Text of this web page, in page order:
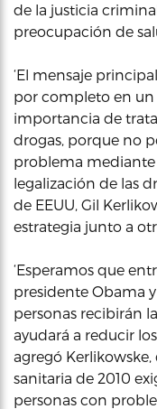
de la justicia
preocupación de
‘El mensaje
por completo en un
importancia de
drogas, porque no
problema mediante
legalización de las
de EEUU, Gil
estrategia junto a
‘Esperamos que
presidente Obama
personas recibirán
ayudará a reducir
agregó
sanitaria de 2010
personas con